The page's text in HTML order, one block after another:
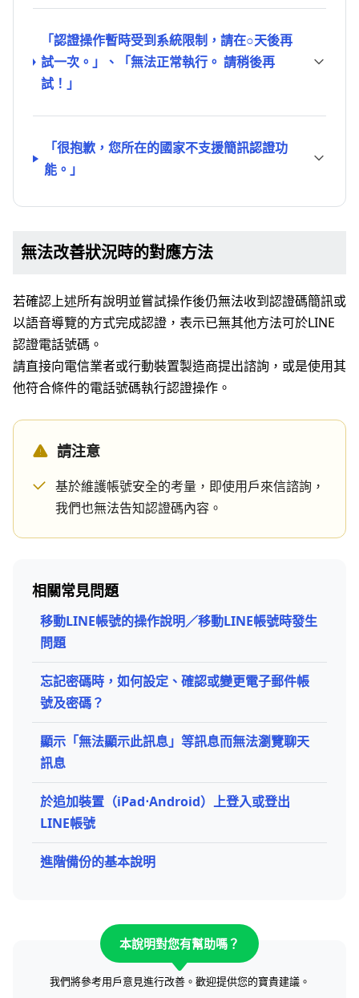
「認證操作暫時受到系統限制，請在○天後再
試一次。」、「無法正常執行。 請稍後再
試！」
「很抱歉，您所在的國家不支援簡訊認證功
能。」
無法改善狀況時的對應方法
若確認上述所有說明並嘗試操作後仍無法收到認證碼簡訊或
以語音導覽的方式完成認證，表示已無其他方法可於LINE
認證電話號碼。
請直接向電信業者或行動裝置製造商提出諮詢，或是使用其
他符合條件的電話號碼執行認證操作。
請注意
基於維護帳號安全的考量，即使用戶來信諮詢，
我們也無法告知認證碼內容。
相關常見問題
移動LINE帳號的操作說明／移動LINE帳號時發生
問題
忘記密碼時，如何設定、確認或變更電子郵件帳
號及密碼？
顯示「無法顯示此訊息」等訊息而無法瀏覽聊天
訊息
於追加裝置（iPad⋅Android）上登入或登出
LINE帳號
進階備份的基本說明
本說明對您有幫助嗎？
我們將參考用戶意見進行改善。歡迎提供您的寶貴建議。